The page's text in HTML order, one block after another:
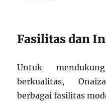
Fasilitas dan
Untuk
berkualitas,
berbagai fasilitas